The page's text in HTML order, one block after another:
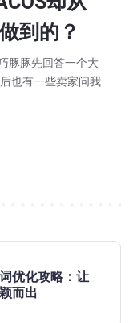
到的？
豚豚先回答一个大
也有一些卖家问我
方FAQ
没变？
不动？
添加变
推排名
消失
巧豚豚最近在浏
都在讨论： 同一
款家居
季已经
的不
大家在第一次接
都有同一个感觉
动节大
解：从
吃掉
46%降
在分享今天的
家感兴趣的问题
优化攻略：让
而出